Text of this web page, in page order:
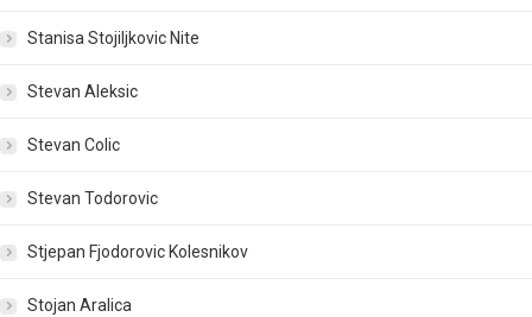
Stanisa Stojiljkovic Nite
Stevan Aleksic
Stevan Colic
Stevan Todorovic
Stjepan Fjodorovic Kolesnikov
Stojan Aralica